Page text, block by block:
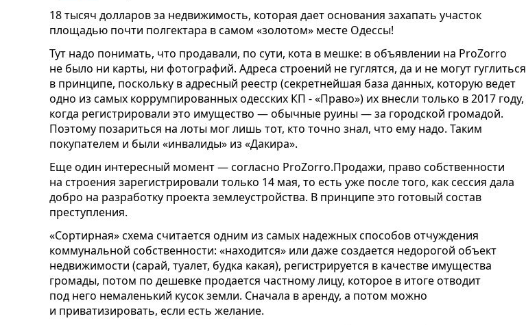
18 тысяч долларов за недвижимость, которая дает основания захапать участок
площадью почти полгектара в самом «золотом» месте Одессы!
Тут надо понимать, что продавали, по сути, кота в мешке: в объявлении на ProZorro
не было ни карты, ни фотографий. Адреса строений не гуглятся, да и не могут гуглиться
в принципе, поскольку в адресный реестр (секретнейшая база данных, которую ведет
одно из самых коррумпированных одесских КП - «Право») их внесли только в 2017 году,
когда регистрировали это имущество — обычные руины — за городской громадой.
Поэтому позариться на лоты мог лишь тот, кто точно знал, что ему надо. Таким
покупателем и были «инвалиды» из «Дакира».
Еще один интересный момент — согласно ProZorro.Продажи, право собственности
на строения зарегистрировали только 14 мая, то есть уже после того, как сессия дала
добро на разработку проекта землеустройства. В принципе это готовый состав
преступления.
«Сортирная» схема считается одним из самых надежных способов отчуждения
коммунальной собственности: «находится» или даже создается недорогой объект
недвижимости (сарай, туалет, будка какая), регистрируется в качестве имущества
громады, потом по дешевке продается частному лицу, которое в итоге отводит
под него немаленький кусок земли. Сначала в аренду, а потом можно
и приватизировать, если есть желание.